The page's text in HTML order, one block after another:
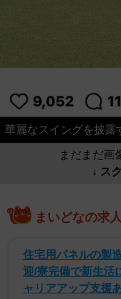
華麗なスイングを披露
まだまだ画
↓ ス
まいどなの求
住宅用パネルの製
迎/寮完備で新生活
ャリアアップ支援